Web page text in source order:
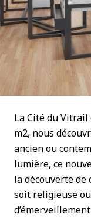
La Cité du Vitrail
m2, nous
ancien ou
lumière, ce
la découverte de
soit religieuse